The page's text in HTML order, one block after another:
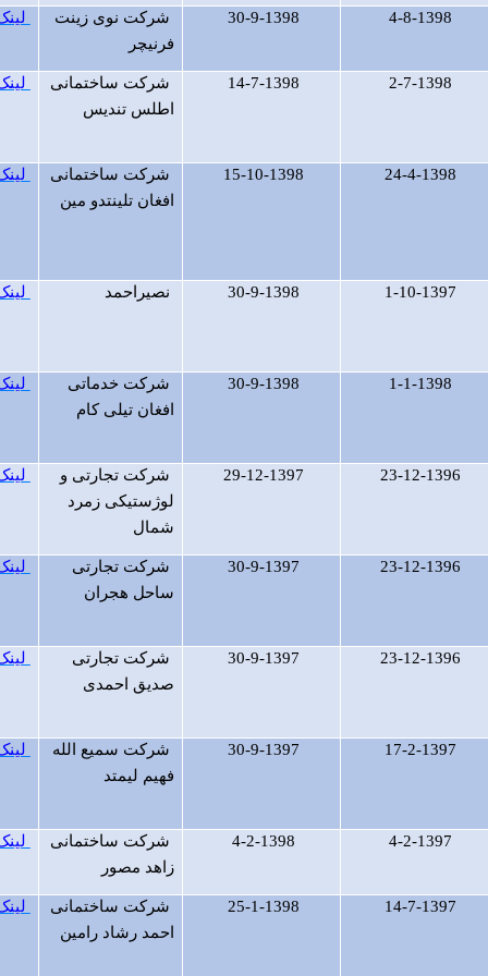
4-8-1398
30-9-1398
شرکت نوی زینت
فرنیچر
2-7-1398
14-7-1398
شرکت ساختمانی
اطلس تندیس
24-4-1398
15-10-1398
شرکت ساختمانی
افغان تلینتدو مین
1-10-1397
30-9-1398 نصیراحمد
1-1-1398
30-9-1398
شرکت خدماتی
افغان تیلی کام
23-12-1396
29-12-1397
شرکت تجارتی و
لوژستیکی زمرد
شمال
23-12-1396
30-9-1397
شرکت تجارتی
ساحل هجران
23-12-1396
30-9-1397
شرکت تجارتی
صدیق احمدی
17-2-1397
30-9-1397
شرکت سمیع الله
فهیم لیمتد
4-2-1397
4-2-1398
شرکت ساختمانی
زاهد مصور
14-7-1397
25-1-1398
شرکت ساختمانی
احمد رشاد رامین